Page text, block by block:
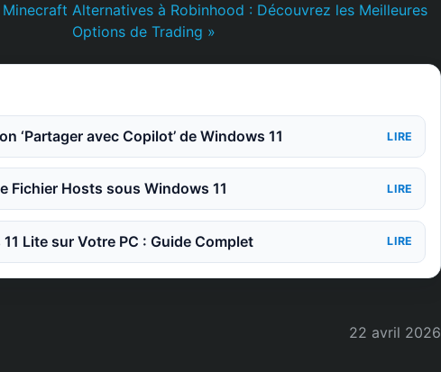
Alternatives à Robinhood : Découvrez les Meilleures
Options de Trading »
‘Partager avec Copilot’ de Windows 11 LIRE
Fichier Hosts sous Windows 11 LIRE
Lite sur Votre PC : Guide Complet LIRE
22 avril 2026